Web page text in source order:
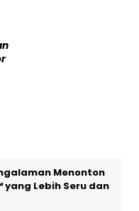
Menonton
yang Lebih Seru dan